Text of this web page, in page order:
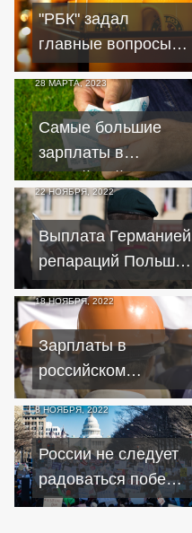
России и КНР
"РБК" задал
главные вопросы
владельцам
ушедших с рынка
РФ западных
брендов
28 МАРТА, 2023
Самые большие
зарплаты в
российской
провинции платят
"на северах"
22 НОЯБРЯ, 2022
Выплата Германией
репараций Польше
не в интересах
России
18 НОЯБРЯ, 2022
Зарплаты в
российском
Донбассе,
Запорожье и
Херсонской области
8 НОЯБРЯ, 2022
России не следует
радоваться победе
республиканцев на